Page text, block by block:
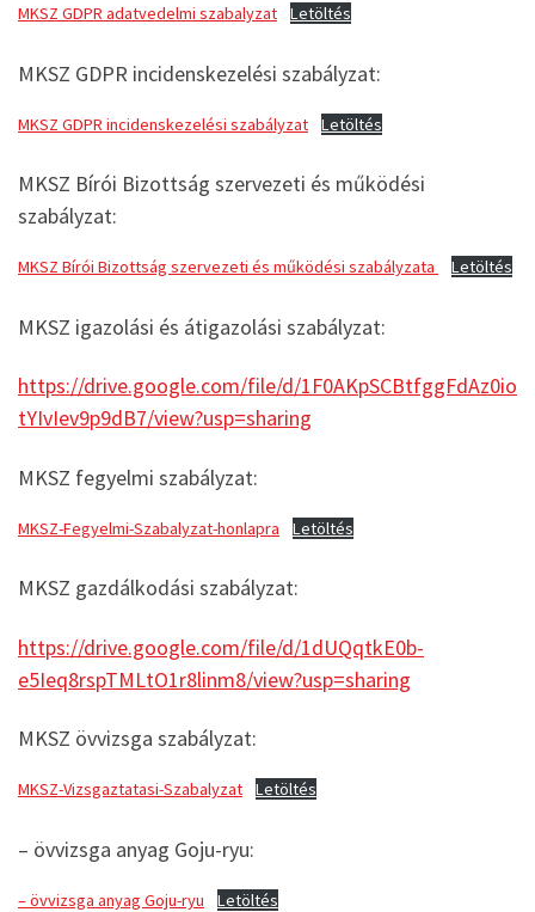
MKSZ GDPR adatvedelmi szabalyzat Letöltés
MKSZ GDPR incidenskezelési szabályzat:
MKSZ GDPR incidenskezelési szabályzat Letöltés
MKSZ Bírói Bizottság szervezeti és működési
szabályzat:
MKSZ Bírói Bizottság szervezeti és működési szabályzata Letöltés
MKSZ igazolási és átigazolási szabályzat:
https://drive.google.com/file/d/1F0AKpSCBtfggFdAz0io
tYIvIev9p9dB7/view?usp=sharing
MKSZ fegyelmi szabályzat:
MKSZ-Fegyelmi-Szabalyzat-honlapra Letöltés
MKSZ gazdálkodási szabályzat:
https://drive.google.com/file/d/1dUQqtkE0b-
e5Ieq8rspTMLtO1r8linm8/view?usp=sharing
MKSZ övvizsga szabályzat:
MKSZ-Vizsgaztatasi-Szabalyzat Letöltés
– övvizsga anyag Goju-ryu:
– övvizsga anyag Goju-ryu Letöltés